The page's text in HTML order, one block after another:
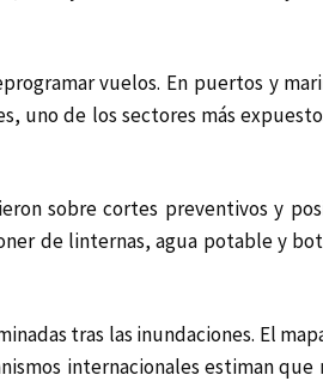
vuelos. En puertos y
uno de los sectores más
sobre cortes preventivos y
de linternas, agua potable y
tras las inundaciones. El
internacionales estiman